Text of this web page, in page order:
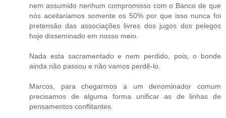
nem assumido nenhum compromisso com o Banco de que
nós aceitariamos somente os 50% por que isso nunca foi
pretensão das associações livres dos jugos dos pelegos
hoje disseminado em nosso meio.
Nada esta sacramentado e nem perdido, pois, o bonde
ainda não passou e não vamos perdê-lo.
Marcos, para chegarmos a um denominador comum
precisamos de alguma forma unificar as de linhas de
pensamentos conflitantes.